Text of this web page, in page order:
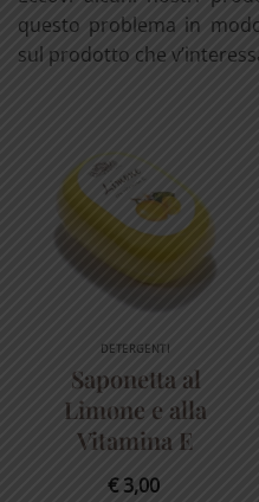
questo problema in
sul prodotto che
DETERGENTI
Saponetta al
Limone e alla
Vitamina E
€3,00